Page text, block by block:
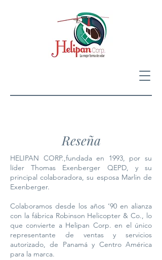
Reseña
HELIPAN CORP.,fundada en 1993, por su
líder Thomas Exenberger QEPD, y su
principal colaboradora, su esposa Marlin de
Exenberger.
Colaboramos desde los años ‘90 en alianza
con la fábrica Robinson Helicopter & Co., lo
que convierte a Helipan Corp. en el único
representante de ventas y servicios
autorizado, de Panamá y Centro América
para la marca.